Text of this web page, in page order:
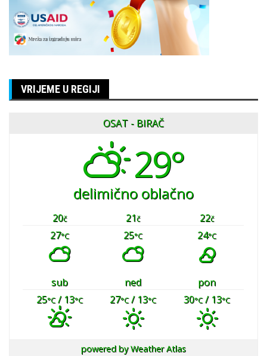
VRIJEME U REGIJI
OSAT - BIRAČ
29°
delimično oblačno
20č 21č 22č
27°C 25°C 24°C
sub ned
pon
25°C/ 13°C 27°C/ 13°C 30°C/ 13°C
powered byWeather Atlas